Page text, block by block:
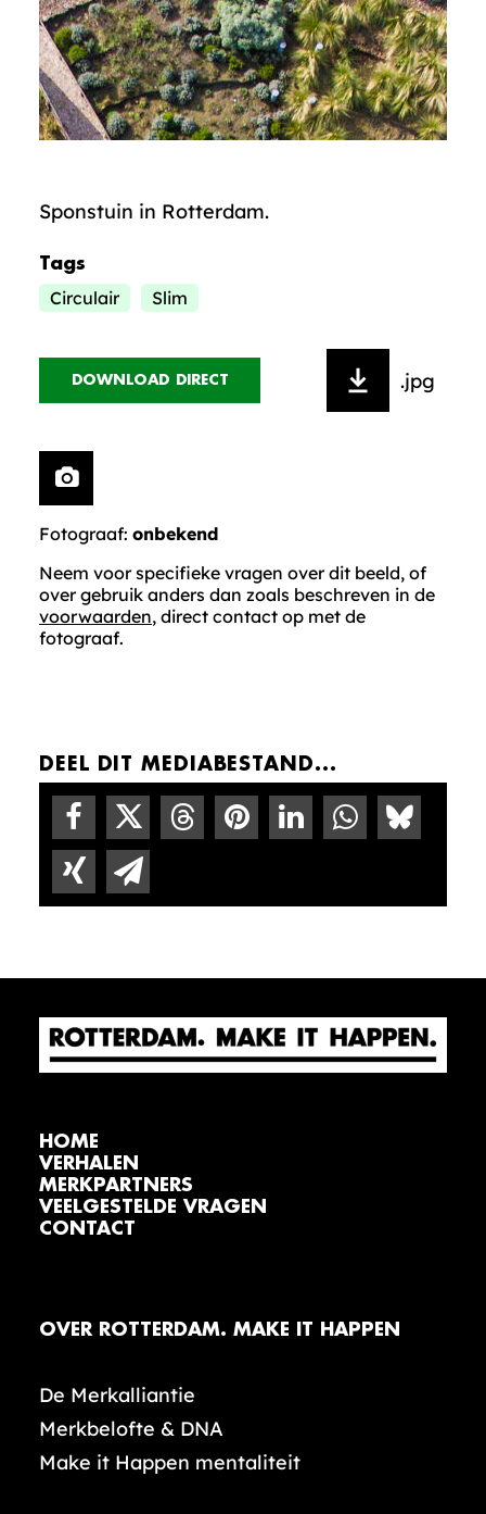
Sponstuin in Rotterdam.
Tags
Circulair Slim
DOWNLOAD DIRECT .jpg
Fotograaf: onbekend
Neem voor specifieke vragen over dit beeld, of
over gebruik anders dan zoals beschreven in de
voorwaarden, direct contact op met de
fotograaf.
DEEL DIT MEDIABESTAND...
HOME
VERHALEN
MERKPARTNERS
VEELGESTELDE VRAGEN
CONTACT
OVER ROTTERDAM. MAKE IT HAPPEN
De Merkalliantie
Merkbelofte & DNA
Make it Happen mentaliteit